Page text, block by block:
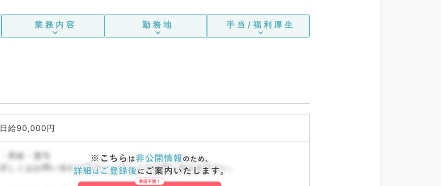
業務内容 勤務地 手当/福利厚生
日給90,000円
・昇給・賞与
詳しくはお問い合わせ下さい。詳しくはお問い合わせ下さい。